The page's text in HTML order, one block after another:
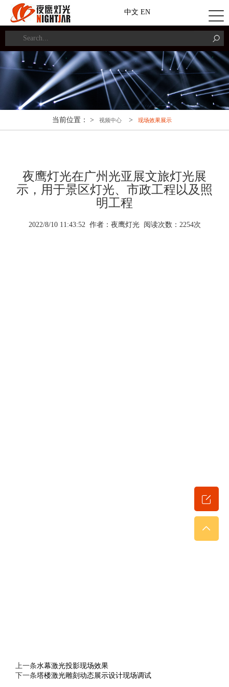
中文 EN
当前位置： > 视频中心 > 现场效果展示
夜鹰灯光在广州光亚展文旅灯光展
示，用于景区灯光、市政工程以及照
明工程
2022/8/10 11:43:52 作者：夜鹰灯光 阅读次数： 2254次
上一条水幕激光投影现场效果
下一条塔楼激光雕刻动态展示设计现场调试